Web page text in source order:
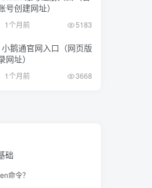
话
践应用
高级用法
间切换
号创建网址）
1个月前 5183
小鹅通官网入口（网页版
网址）
1个月前 3668
础
命令？